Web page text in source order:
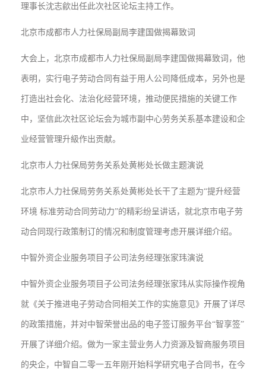
理事长沈志歈出任此次社区论坛主持工作。
北京市成都市人力社保局副局李建国做揭幕致词
大会上，北京市成都市人力社保局副局李建国做揭幕致词，他
表明，实行电子劳动合同有益于用人公司降低成本，另外也是
打造出社会化、法治化经营环境，推动便民措施的关键工作
中，坚信此次社区论坛会为城市副中心劳务关系基本建设和企
业经营管理升級作出贡献。
北京市人力社保局劳务关系处黄彬处长做主题演说
北京市人力社保局劳务关系处黄彬处长干了主题为“提升经营
环境 标准劳动合同劳动力”的精彩纷呈讲话，就北京市电子劳
动合同现行政策制订的情况和制度管理考虑开展详细介绍。
中智外资企业服务项目子公司法务经理张家玮演说
中智外资企业服务项目子公司法务经理张家玮从实际操作视角
就《关于推进电子劳动合同相关工作的实施意见》开展了详尽
的政策措施，并对中智荣誉出品的电子签订服务平台“智享签”
开展了详细介绍。做为一家主营业务人力资源及智商服务项目
的央企，中智自二零一五年刚开始科学研究电子合同书，在今